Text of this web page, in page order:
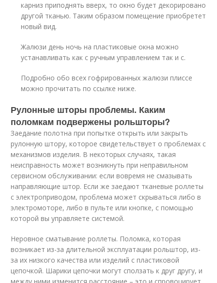
карниз приподнять вверх, то окно будет декорировано
другой тканью. Таким образом помещение приобретет
новый вид.
Жалюзи день ночь на пластиковые окна можно
устанавливать как с ручным управлением так и с.
Подробно обо всех гофрированных жалюзи плиссе
можно прочитать по ссылке ниже.
Рулонные шторы проблемы. Каким
поломкам подвержены рольшторы?
Заедание полотна при попытке открыть или закрыть
рулонную штору, которое свидетельствует о проблемах с
механизмов изделия. В некоторых случаях, такая
неисправность может возникнуть при неправильном
сервисном обслуживании: если вовремя не смазывать
направляющие штор. Если же заедают тканевые роллеты
с электроприводом, проблема может скрываться либо в
электромоторе, либо в пульте или кнопке, с помощью
которой вы управляете системой.
Неровное сматывание роллеты. Поломка, которая
возникает из-за длительной эксплуатации рольштор, из-
за их низкого качества или изделий с пластиковой
цепочкой. Шарики цепочки могут сползать к друг другу, и